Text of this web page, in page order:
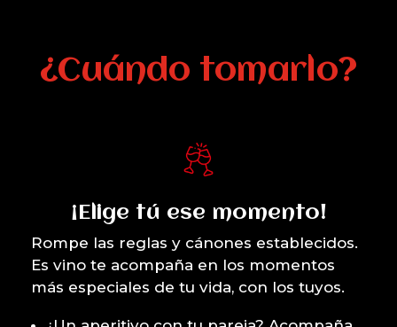
cantidad
¿Cuándo tomarlo?
¡Elige tú ese momento!
Rompe las reglas y cánones establecidos.
Es vino te acompaña en los momentos
más especiales de tu vida, con los tuyos.